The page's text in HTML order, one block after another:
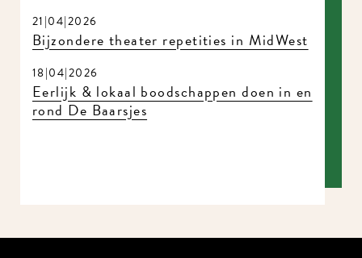
21|04|2026
Bijzondere theater repetities in MidWest
18|04|2026
Eerlijk & lokaal boodschappen doen in en
rond De Baarsjes